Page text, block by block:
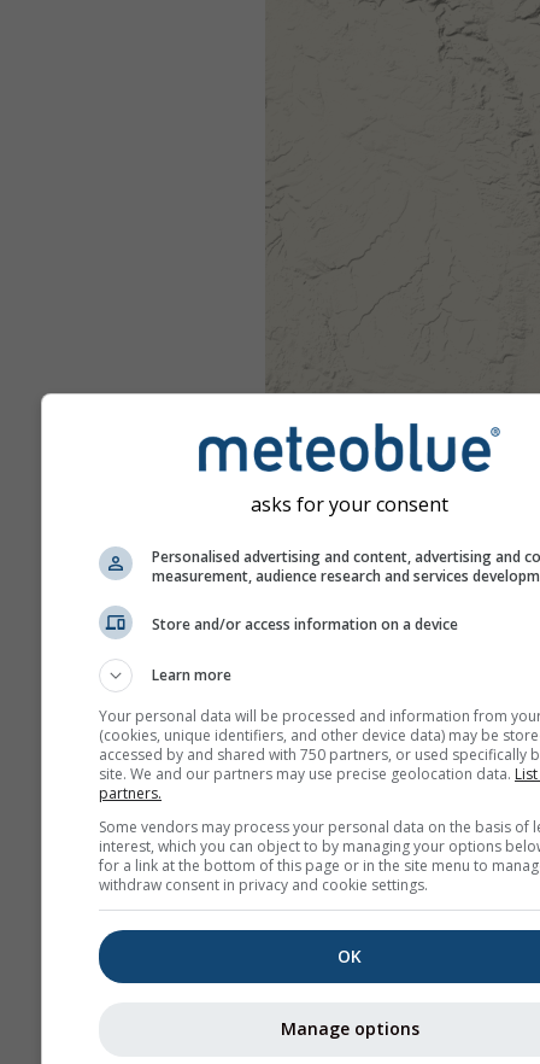
asks for your consent
Personalised advertising and content, advertising and
measurement, audience research and services
Store and/or access information on a device
Learn more
Your personal data will be processed and information from
(cookies, unique identifiers, and other device data) may be
accessed by and shared with 750 partners, or used specifically
site. We and our partners may use precise geolocation data.
partners.
Some vendors may process your personal data on the basis of
interest, which you can object to by managing your options
for a link at the bottom of this page or in the site menu to
withdraw consent in privacy and cookie settings.
OK
Manage options